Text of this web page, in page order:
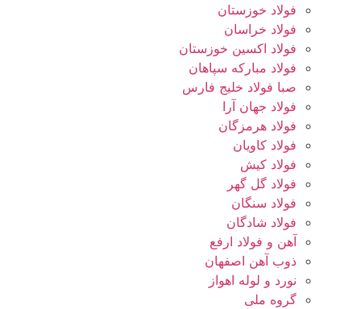
فولاد خوزستان
فولاد خراسان
فولاد اکسین خوزستان
فولاد مبارکه سپاهان
صبا فولاد خلیج فارس
فولاد جهان آرا
فولاد هرمزگان
فولاد کاویان
فولاد کیش
فولاد گل گهر
فولاد سنگان
فولاد شادگان
آهن و فولاد ارفع
ذوب آهن اصفهان
نورد و لوله اهواز
گروه ملی